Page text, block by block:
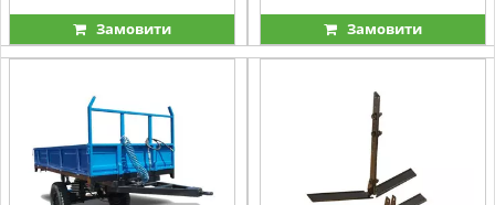
Замовити Замовити